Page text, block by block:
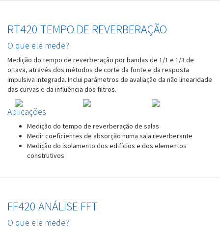
RT420 TEMPO DE REVERBERAÇÃO
O que ele mede?
Medição do tempo de reverberação por bandas de 1/1 e 1/3 de
oitava, através dos métodos de corte da fonte e da resposta
impulsiva integrada. Inclui parâmetros de avaliação da não linearidade
das curvas e da influência dos filtros.
Aplicações
Medição do tempo de reverberação de salas
Medir coeficientes de absorção numa sala reverberante
Medição do isolamento dos edifícios e dos elementos
construtivos
FF420 ANÁLISE FFT
O que ele mede?